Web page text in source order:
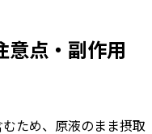
意点・副作用
ため、原液のまま摂取